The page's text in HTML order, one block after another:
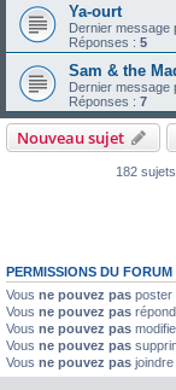
Ya-ourt
Dernier message
Réponses : 5
Sam & the
Dernier message
Réponses : 7
Nouveau sujet
182 sujets
PERMISSIONS DU FORUM
Vous ne pouvez pas poster
Vous ne pouvez pas
Vous ne pouvez pas
Vous ne pouvez pas
Vous ne pouvez pas